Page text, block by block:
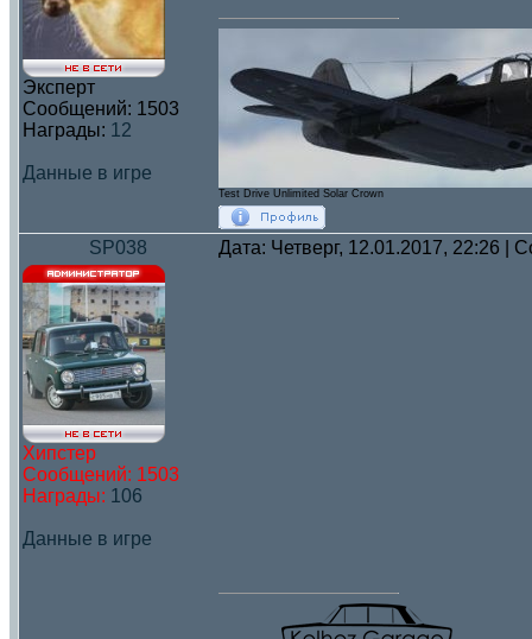
Эксперт
Сообщений: 1503
Награды: 12
Данные в игре
Test Drive Unlimited Solar Crown
SP038 Дата: Четверг, 12.01.2017, 22:26 |
Хипстер
Сообщений: 1503
Награды: 106
Данные в игре